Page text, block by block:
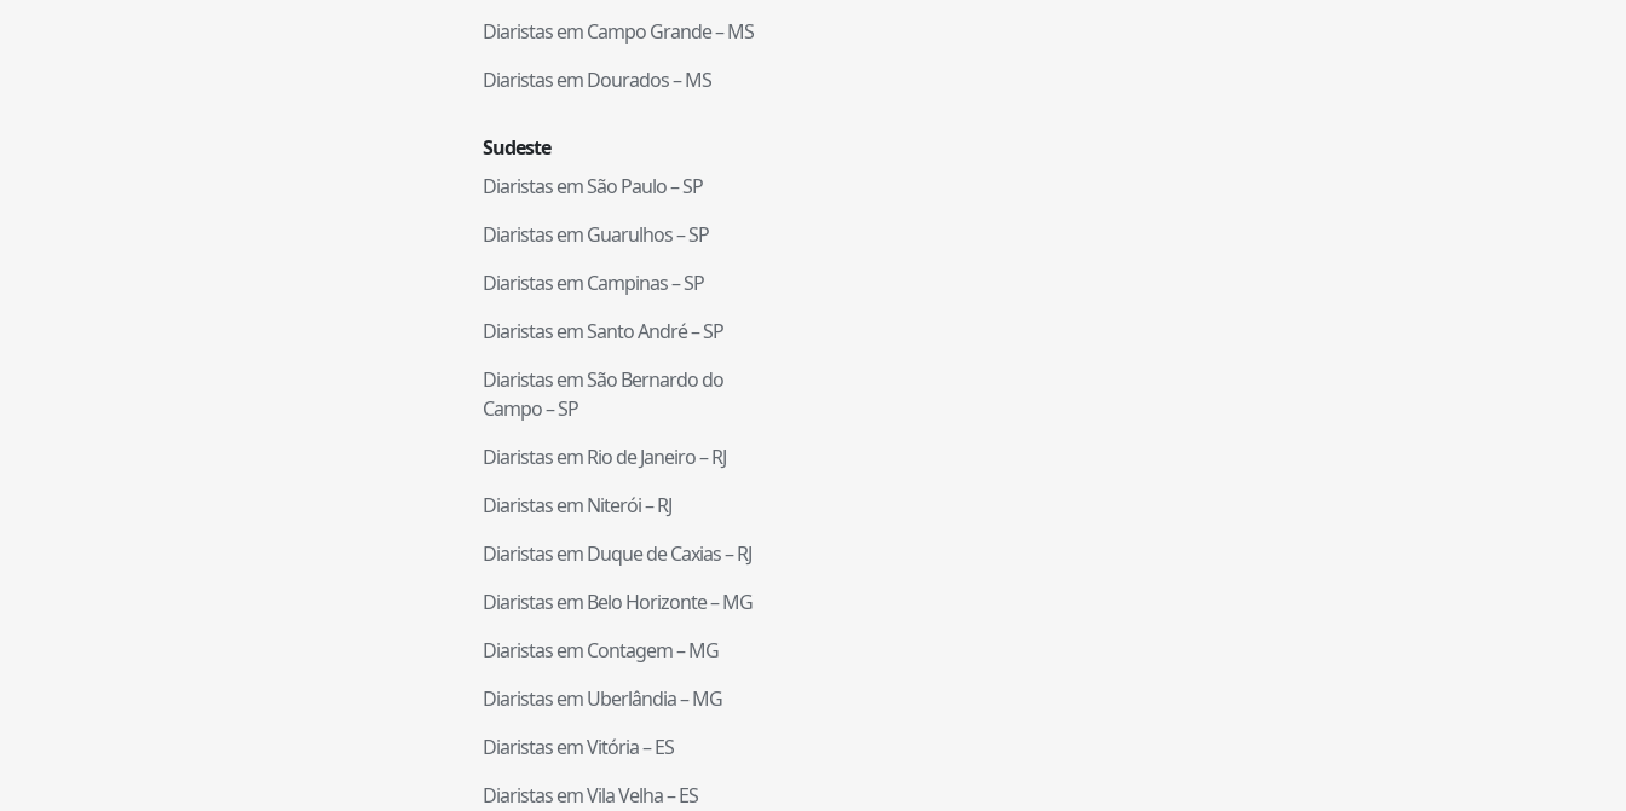
Diaristas emCampo Grande–MS
Diaristas emDourados–MS
Sudeste
Diaristas emSão Paulo–SP
Diaristas emGuarulhos–SP
Diaristas emCampinas–SP
Diaristas emSanto André–SP
Diaristas emSão Bernardo do
Campo–SP
Diaristas emRio de Janeiro–RJ
Diaristas emNiterói–RJ
Diaristas emDuque de Caxias–RJ
Diaristas emBelo Horizonte–MG
Diaristas emContagem–MG
Diaristas emUberlândia–MG
Diaristas emVitória–ES
Diaristas emVila Velha–ES